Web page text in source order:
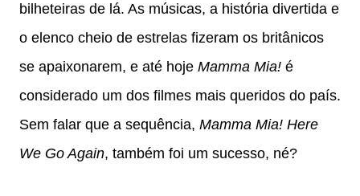
bilheteiras de lá. As músicas, a história divertida e
o elenco cheio de estrelas fizeram os britânicos
se apaixonarem, e até hoje Mamma Mia! é
considerado um dos filmes mais queridos do país.
Sem falar que a sequência, Mamma Mia! Here
We Go Again, também foi um sucesso, né?